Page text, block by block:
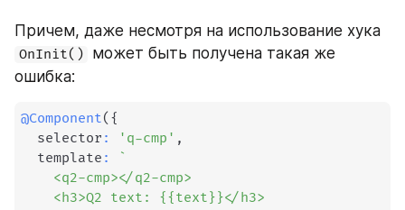
OnInit() может быть получена такая же
ошибка:
@Component( {
  selector
: 'q-cmp' ,
  template
:
`
    <q2-cmp></q2-cmp>
    <h3>Q2 text: {{text}}</h3>